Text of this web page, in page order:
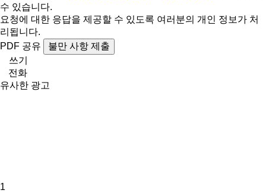
수 있습니다.
요청에 대한 응답을 제공할 수 있도록 여러분의 개인 정보가 처
리됩니다.
PDF 공유
불만 사항 제출
쓰기
전화
유사한 광고
1